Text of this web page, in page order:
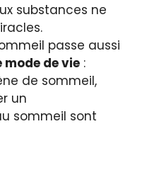
substances ne
passe aussi
de vie :
de sommeil,
un
sommeil sont